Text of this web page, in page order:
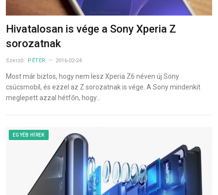
Hivatalosan is vége a Sony Xperia Z
sorozatnak
Szerző: PÉTER 2016-02-24
Most már biztos, hogy nem lesz Xperia Z6 néven új Sony
csúcsmobil, és ezzel az Z sorozatnak is vége. A Sony mindenkit
meglepett azzal hétfőn, hogy…
EGYÉB HÍREK